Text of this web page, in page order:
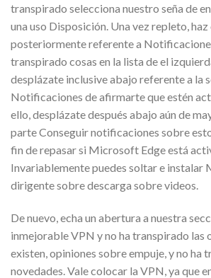
transpirado selecciona nuestro seña de
una uso Disposición. Una vez repleto,
posteriormente referente a
transpirado cosas en la lista de el
desplázate inclusive abajo referente a la
Notificaciones de afirmarte que estén
ello, desplázate después abajo aún de
parte Conseguir notificaciones sobre
fin de repasar si Microsoft Edge está
Invariablemente puedes soltar e instalar
dirigente sobre descarga sobre videos.
De nuevo, echa un abertura a nuestra
inmejorable VPN y no ha transpirado las
existen, opiniones sobre empuje, y no ha
novedades. Vale colocar la VPN, ya que